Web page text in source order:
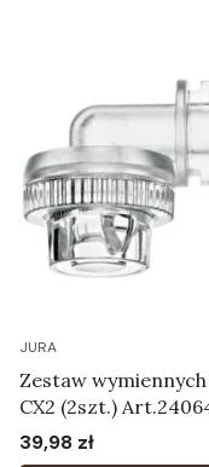
JURA
Zestaw
CX2 (2szt.)
Cena
39,98 zł